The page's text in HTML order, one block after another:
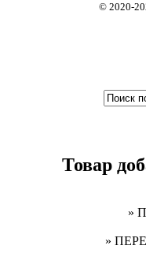
© 2020-
Товар
»
»